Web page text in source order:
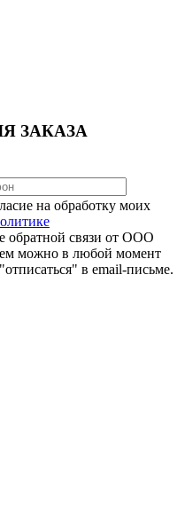
ЗАКАЗА
на обработку моих
обратной связи от ООО
можно в любой момент
в email-письме.